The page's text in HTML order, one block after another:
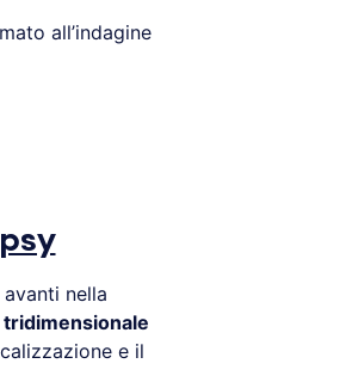
all’indagine
nella
tridimensionale
e il